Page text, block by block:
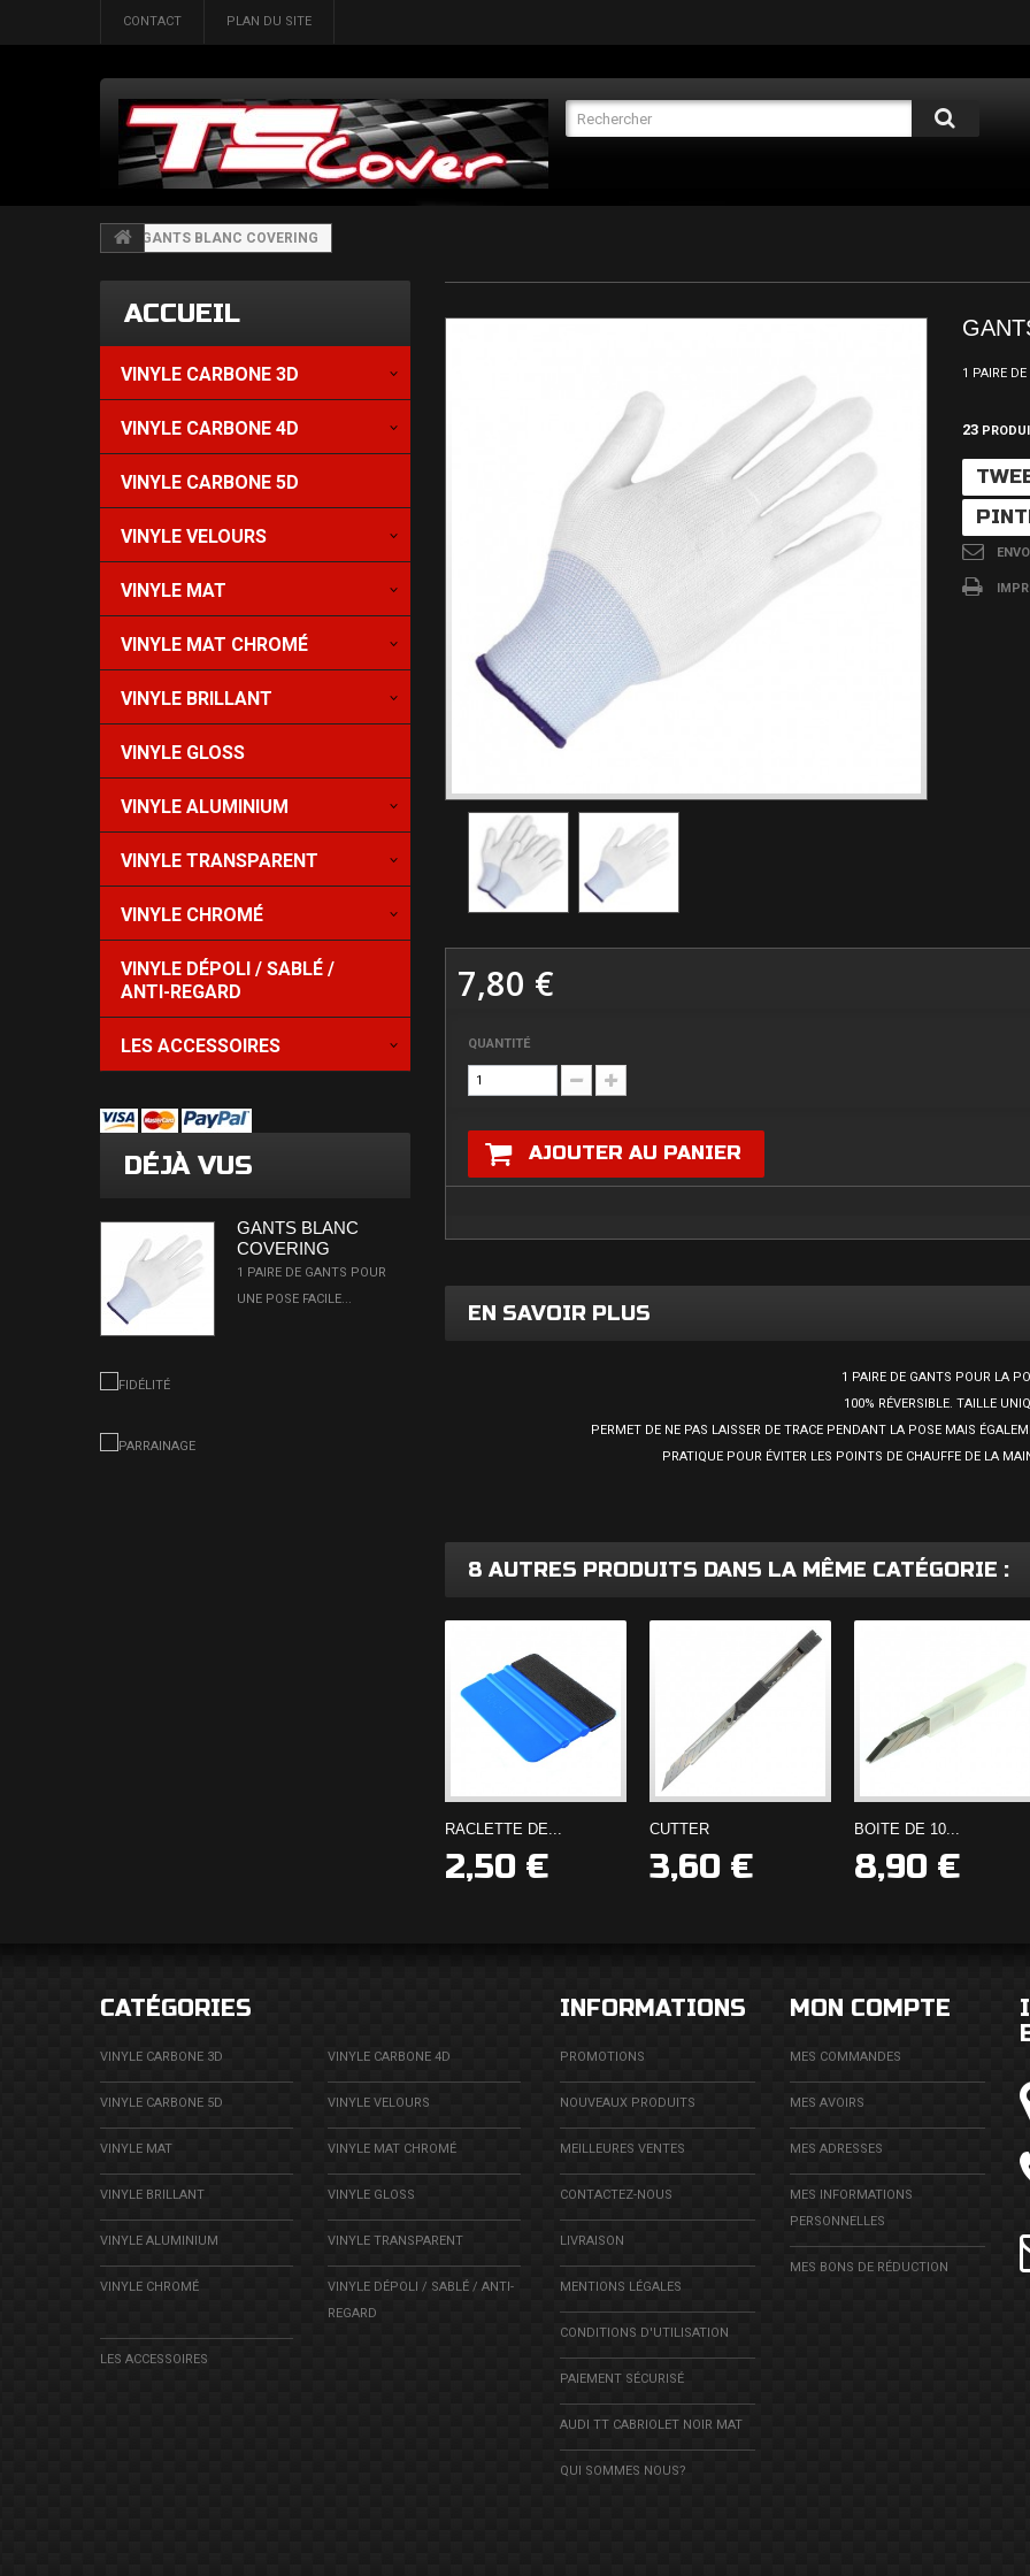
CONTACT PLAN DU SITE
GANTS BLANC COVERING
ACCUEIL
VINYLE CARBONE 3D
VINYLE CARBONE 4D
VINYLE CARBONE 5D
VINYLE VELOURS
VINYLE MAT
VINYLE MAT CHROMÉ
VINYLE BRILLANT
VINYLE GLOSS
VINYLE ALUMINIUM
VINYLE TRANSPARENT
VINYLE CHROMÉ
VINYLE DÉPOLI / SABLÉ /
ANTI-REGARD
LES ACCESSOIRES
DÉJÀ VUS
GANTS BLANC
COVERING
1 PAIRE DE GANTS POUR
UNE POSE FACILE...
1 PAIRE
23
7,80 €
QUANTITÉ
AJOUTER AU PANIER
EN SAVOIR PLUS
1 PAIRE DE GANTS POUR LA
100% RÉVERSIBLE. TAILLE
PERMET DE NE PAS LAISSER DE TRACE PENDANT LA POSE MAIS
PRATIQUE POUR ÉVITER LES POINTS DE CHAUFFE DE LA
8 AUTRES PRODUITS DANS LA MÊME CATÉGORIE :
RACLETTE DE...
2,50 €
CUTTER
3,60 €
BOITE DE 10...
8,90 €
CATÉGORIES
VINYLE CARBONE 3D VINYLE CARBONE 4D
VINYLE CARBONE 5D VINYLE VELOURS
VINYLE MAT VINYLE MAT CHROMÉ
VINYLE BRILLANT VINYLE GLOSS
VINYLE ALUMINIUM VINYLE TRANSPARENT
VINYLE CHROMÉ
VINYLE DÉPOLI / SABLÉ / ANTI-
REGARD
LES ACCESSOIRES
INFORMATIONS
PROMOTIONS
NOUVEAUX PRODUITS
MEILLEURES VENTES
CONTACTEZ-NOUS
LIVRAISON
MENTIONS LÉGALES
CONDITIONS D'UTILISATION
PAIEMENT SÉCURISÉ
AUDI TT CABRIOLET NOIR MAT
QUI SOMMES NOUS?
MON COMPTE
MES COMMANDES
MES AVOIRS
MES ADRESSES
MES INFORMATIONS
PERSONNELLES
MES BONS DE RÉDUCTION